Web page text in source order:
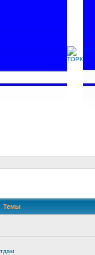
Темы